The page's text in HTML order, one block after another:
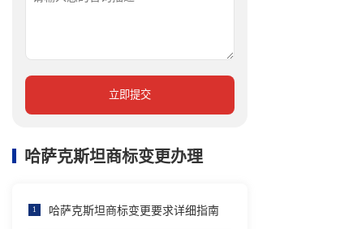
立即提交
哈萨克斯坦商标变更办理
1 哈萨克斯坦商标变更要求详细指南